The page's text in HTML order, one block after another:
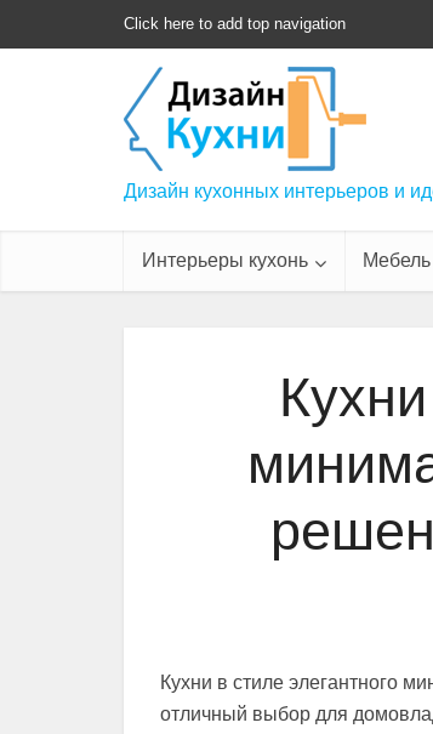
Click here to add top navigation
Дизайн кухонных интерьеров и
Интерьеры кухонь Мебель
Кухни в стиле элегантного
отличный выбор для